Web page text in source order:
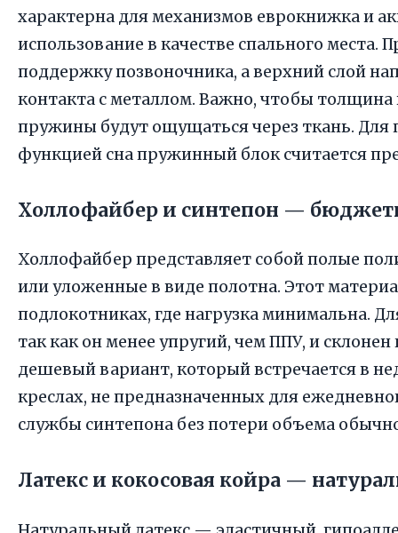
характерна для механизмов еврокнижка и
использование в качестве спального
поддержку позвоночника, а верхний слой
контакта с металлом. Важно, чтобы толщина
пружины будут ощущаться через ткань. Для
функцией сна пружинный блок считается
Холлофайбер и синтепон —
Холлофайбер представляет собой полые
или уложенные в виде полотна. Этот
подлокотниках, где нагрузка минимальна.
так как он менее упругий, чем ППУ, и
дешевый вариант, который встречается в
креслах, не предназначенных для
службы синтепона без потери объема
Латекс и кокосовая койра —